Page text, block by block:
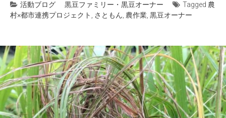
活動ブログ 黒豆ファミリー・黒豆オーナー Tagged 農
村×都市連携プロジェクト , さともん, 農作業, 黒豆オーナー